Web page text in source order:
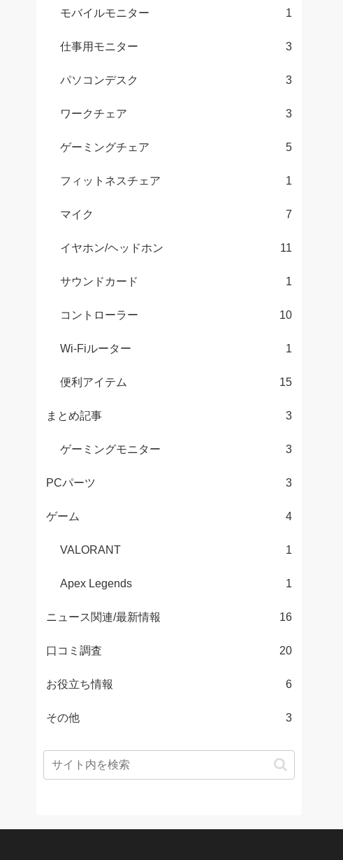
モバイルモニター 1
仕事用モニター 3
パソコンデスク 3
ワークチェア 3
ゲーミングチェア 5
フィットネスチェア 1
マイク 7
イヤホン/ヘッドホン 11
サウンドカード 1
コントローラー 10
Wi-Fiルーター 1
便利アイテム 15
まとめ記事 3
ゲーミングモニター 3
PCパーツ 3
ゲーム 4
VALORANT 1
Apex Legends 1
ニュース関連/最新情報 16
口コミ調査 20
お役立ち情報 6
その他 3